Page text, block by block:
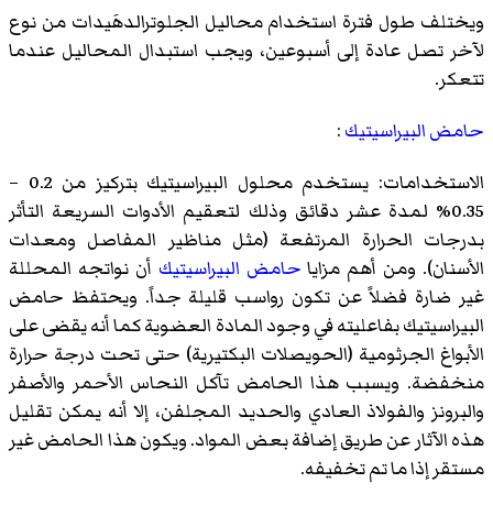
ويختلف طول فترة استخدام محاليل الجلوترالدهَيدات من نوع
لآخر تصل عادة إلى أسبوعين، ويجب استبدال المحاليل عندما
تتعكر.
حامض البيراسيتيك:
الاستخدامات: يستخدم محلول البيراسيتيك بتركيز من 0.2 –
0.35% لمدة عشر دقائق وذلك لتعقيم الأدوات السريعة التأثر
بدرجات الحرارة المرتفعة (مثل مناظير المفاصل ومعدات
الأسنان). ومن أهم مزايا حامض البيراسيتيك أن نواتجه المحللة
غير ضارة فضلاً عن تكون رواسب قليلة جداً. ويحتفظ حامض
البيراسيتيك بفاعليته في وجود المادة العضوية كما أنه يقضى على
الأبواغ الجرثومية (الحويصلات البكتيرية) حتى تحت درجة حرارة
منخفضة. ويسبب هذا الحامض تآكل النحاس الأحمر والأصفر
والبرونز والفولاذ العادي والحديد المجلفن، إلا أنه يمكن تقليل
هذه الآثار عن طريق إضافة بعض المواد. ويكون هذا الحامض غير
مستقر إذا ما تم تخفيفه.